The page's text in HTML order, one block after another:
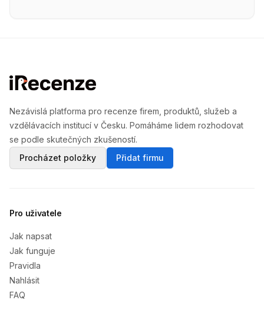
Nezávislá platforma pro recenze firem, produktů, služeb a
vzdělávacích institucí v Česku. Pomáháme lidem rozhodovat
se podle skutečných zkušeností.
Procházet položky
Přidat firmu
Pro uživatele
Jak napsat
Jak funguje
Pravidla
Nahlásit
FAQ